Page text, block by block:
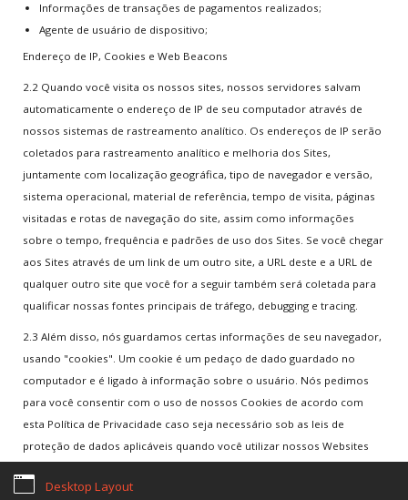
Informações de transações de pagamentos realizados;
Agente de usuário de dispositivo;
Endereço de IP, Cookies e Web Beacons
2.2 Quando você visita os nossos sites, nossos servidores salvam
automaticamente o endereço de IP de seu computador através de
nossos sistemas de rastreamento analítico. Os endereços de IP serão
coletados para rastreamento analítico e melhoria dos Sites,
juntamente com localização geográfica, tipo de navegador e versão,
sistema operacional, material de referência, tempo de visita, páginas
visitadas e rotas de navegação do site, assim como informações
sobre o tempo, frequência e padrões de uso dos Sites. Se você chegar
aos Sites através de um link de um outro site, a URL deste e a URL de
qualquer outro site que você for a seguir também será coletada para
qualificar nossas fontes principais de tráfego, debugging e tracing.
2.3 Além disso, nós guardamos certas informações de seu navegador,
usando "cookies". Um cookie é um pedaço de dado guardado no
computador e é ligado à informação sobre o usuário. Nós pedimos
para você consentir com o uso de nossos Cookies de acordo com
esta Política de Privacidade caso seja necessário sob as leis de
proteção de dados aplicáveis quando você utilizar nossos Websites
bugs), ou tecnologias similares para aprimorar e personalizar sua
Login/Conta
Meu Perfil
Lembrete de Senha
Lembrete de Usuário
Home Termos Legais Sobre nós Notícias
Games
Email de Suporte: contato@rscgames.com.br
Copyright © 2026. RSC Games. Desenvolvimento byJKAsites
Desktop Layout